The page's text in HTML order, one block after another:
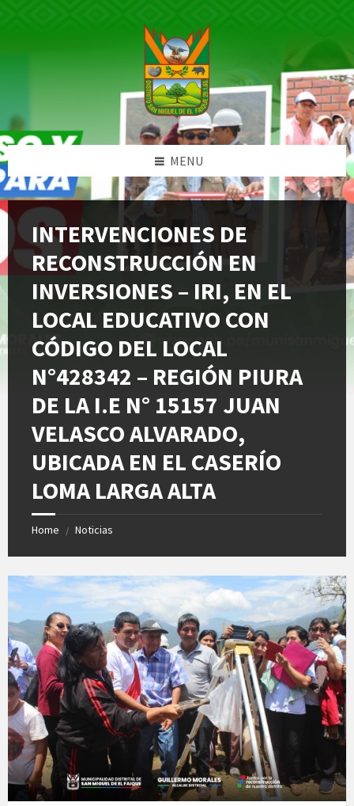
MENU
INTERVENCIONES DE
RECONSTRUCCIÓN EN
INVERSIONES – IRI, EN EL
LOCAL EDUCATIVO CON
CÓDIGO DEL LOCAL
N°428342 – REGIÓN PIURA
DE LA I.E N° 15157 JUAN
VELASCO ALVARADO,
UBICADA EN EL CASERÍO
LOMA LARGA ALTA
Home / Noticias